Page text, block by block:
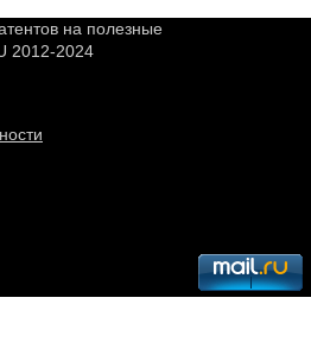
на полезные
2012-2024